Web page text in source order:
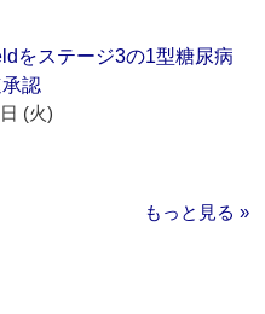
をステージ3の1型糖尿病
認
(火)
もっと見る »